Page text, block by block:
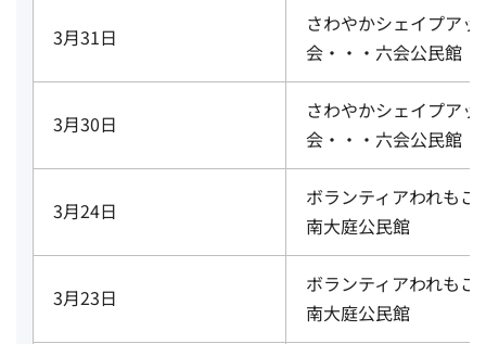
3月31日
さわやかシェイプアッ
会・・・六会公民館
3月30日
さわやかシェイプアッ
会・・・六会公民館
3月24日
ボランティアわれもこ
南大庭公民館
3月23日
ボランティアわれもこ
南大庭公民館